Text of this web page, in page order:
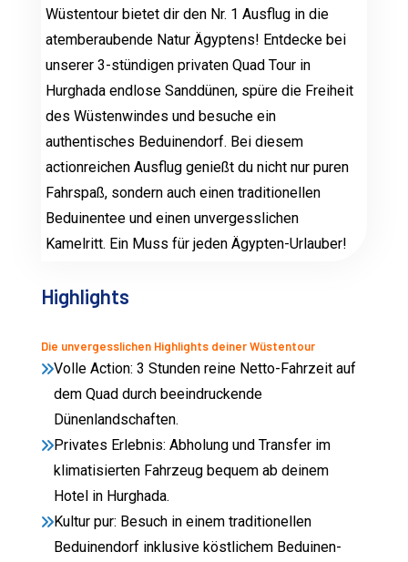
Wüstentour bietet dir den Nr. 1 Ausflug in die
atemberaubende Natur Ägyptens! Entdecke bei
unserer 3-stündigen privaten Quad Tour in
Hurghada endlose Sanddünen, spüre die Freiheit
des Wüstenwindes und besuche ein
authentisches Beduinendorf. Bei diesem
actionreichen Ausflug genießt du nicht nur puren
Fahrspaß, sondern auch einen traditionellen
Beduinentee und einen unvergesslichen
Kamelritt. Ein Muss für jeden Ägypten-Urlauber!
Highlights
Die unvergesslichen Highlights deiner Wüstentour
Volle Action: 3 Stunden reine Netto-Fahrzeit auf
dem Quad durch beeindruckende
Dünenlandschaften.
Privates Erlebnis: Abholung und Transfer im
klimatisierten Fahrzeug bequem ab deinem
Hotel in Hurghada.
Kultur pur: Besuch in einem traditionellen
Beduinendorf inklusive köstlichem Beduinen-